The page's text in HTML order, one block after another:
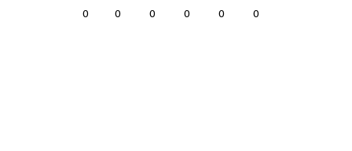
0 0 0 0 0 0